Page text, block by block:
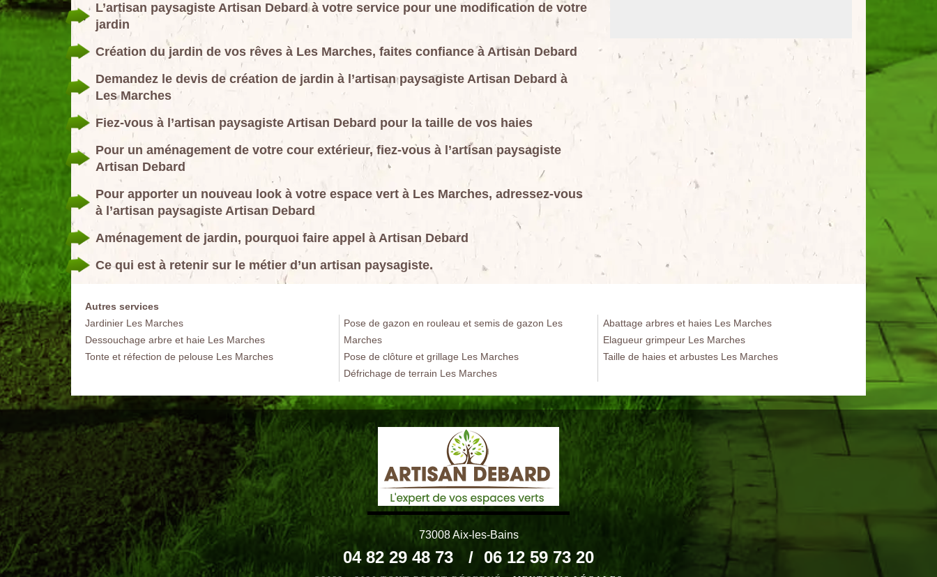
L’artisan paysagiste Artisan Debard à votre service pour une modification de votre
jardin
Création du jardin de vos rêves à Les Marches, faites confiance à Artisan Debard
Demandez le devis de création de jardin à l’artisan paysagiste Artisan Debard à
Les Marches
Fiez-vous à l’artisan paysagiste Artisan Debard pour la taille de vos haies
Pour un aménagement de votre cour extérieur, fiez-vous à l’artisan paysagiste
Artisan Debard
Pour apporter un nouveau look à votre espace vert à Les Marches, adressez-vous
à l’artisan paysagiste Artisan Debard
Aménagement de jardin, pourquoi faire appel à Artisan Debard
Ce qui est à retenir sur le métier d’un artisan paysagiste.
Autres services
Jardinier Les Marches
Dessouchage arbre et haie Les Marches
Tonte et réfection de pelouse Les Marches
Pose de gazon en rouleau et semis de gazon Les
Marches
Pose de clôture et grillage Les Marches
Défrichage de terrain Les Marches
Abattage arbres et haies Les Marches
Elagueur grimpeur Les Marches
Taille de haies et arbustes Les Marches
73008 Aix-les-Bains
04 82 29 48 73 / 06 12 59 73 20